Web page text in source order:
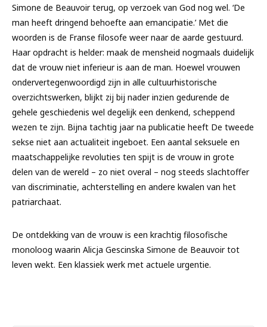
Simone de Beauvoir terug, op verzoek van God nog wel. ‘De
man heeft dringend behoefte aan emancipatie.’ Met die
woorden is de Franse filosofe weer naar de aarde gestuurd.
Haar opdracht is helder: maak de mensheid nogmaals duidelijk
dat de vrouw niet inferieur is aan de man. Hoewel vrouwen
ondervertegenwoordigd zijn in alle cultuurhistorische
overzichtswerken, blijkt zij bij nader inzien gedurende de
gehele geschiedenis wel degelijk een denkend, scheppend
wezen te zijn. Bijna tachtig jaar na publicatie heeft De tweede
sekse niet aan actualiteit ingeboet. Een aantal seksuele en
maatschappelijke revoluties ten spijt is de vrouw in grote
delen van de wereld – zo niet overal – nog steeds slachtoffer
van discriminatie, achterstelling en andere kwalen van het
patriarchaat.
De ontdekking van de vrouw is een krachtig filosofische
monoloog waarin Alicja Gescinska Simone de Beauvoir tot
leven wekt. Een klassiek werk met actuele urgentie.